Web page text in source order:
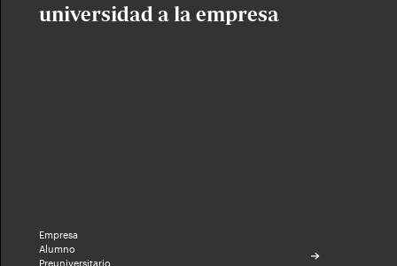
universidad a la empresa
Empresa
Alumno
Preuniversitario